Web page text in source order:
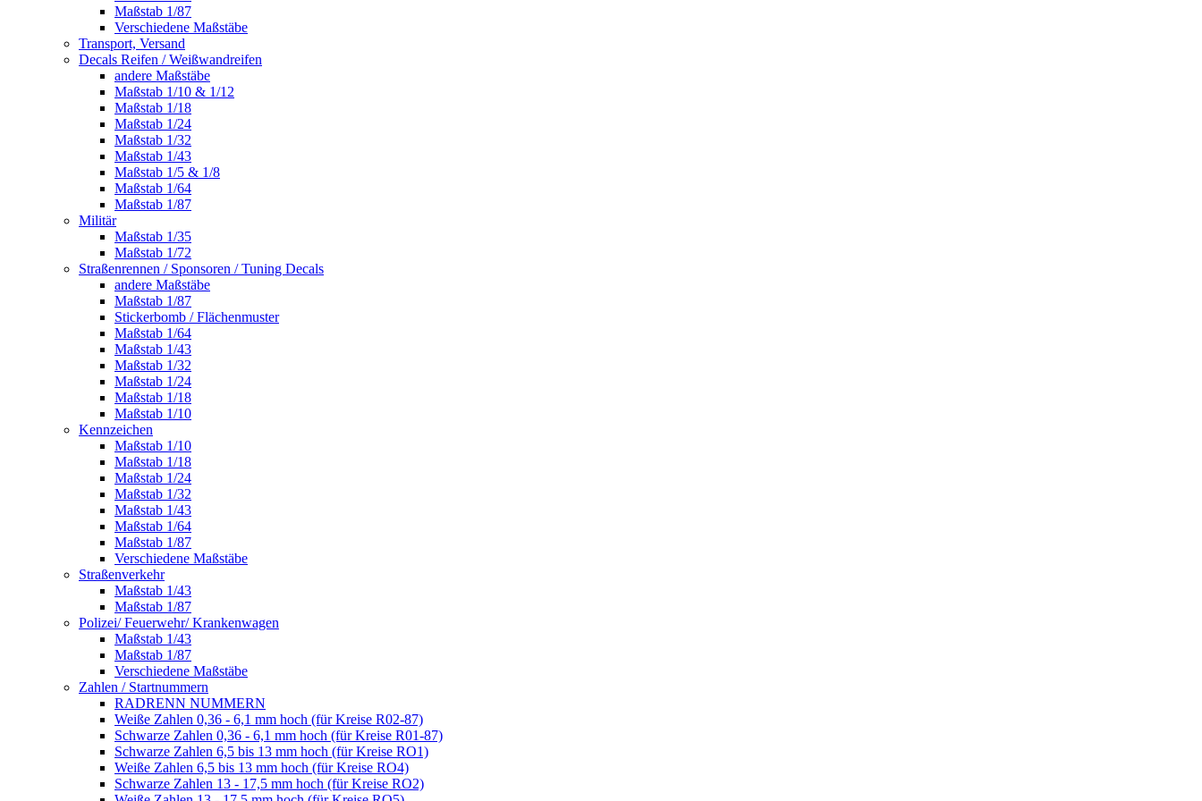
Maßstab 1/87
Verschiedene Maßstäbe
Transport, Versand
Decals Reifen / Weißwandreifen
andere Maßstäbe
Maßstab 1/10 & 1/12
Maßstab 1/18
Maßstab 1/24
Maßstab 1/32
Maßstab 1/43
Maßstab 1/5 & 1/8
Maßstab 1/64
Maßstab 1/87
Militär
Maßstab 1/35
Maßstab 1/72
Straßenrennen / Sponsoren / Tuning Decals
andere Maßstäbe
Maßstab 1/87
Stickerbomb / Flächenmuster
Maßstab 1/64
Maßstab 1/43
Maßstab 1/32
Maßstab 1/24
Maßstab 1/18
Maßstab 1/10
Kennzeichen
Maßstab 1/10
Maßstab 1/18
Maßstab 1/24
Maßstab 1/32
Maßstab 1/43
Maßstab 1/64
Maßstab 1/87
Verschiedene Maßstäbe
Straßenverkehr
Maßstab 1/43
Maßstab 1/87
Polizei/ Feuerwehr/ Krankenwagen
Maßstab 1/43
Maßstab 1/87
Verschiedene Maßstäbe
Zahlen / Startnummern
RADRENN NUMMERN
Weiße Zahlen 0,36 - 6,1 mm hoch (für Kreise R02-87)
Schwarze Zahlen 0,36 - 6,1 mm hoch (für Kreise R01-87)
Schwarze Zahlen 6,5 bis 13 mm hoch (für Kreise RO1)
Weiße Zahlen 6,5 bis 13 mm hoch (für Kreise RO4)
Schwarze Zahlen 13 - 17,5 mm hoch (für Kreise RO2)